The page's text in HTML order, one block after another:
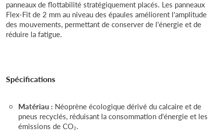
panneaux de flottabilité stratégiquement placés. Les panneaux
Flex-Fit de 2 mm au niveau des épaules améliorent l'amplitude
des mouvements, permettant de conserver de l'énergie et de
réduire la fatigue.
Spécifications
Matériau : Néoprène écologique dérivé du calcaire et de
pneus recyclés, réduisant la consommation d'énergie et les
émissions de CO₂.